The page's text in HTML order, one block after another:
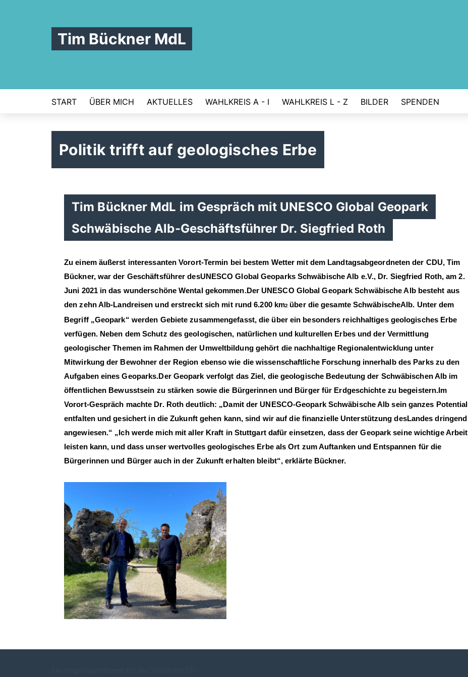
Tim Bückner MdL
START ÜBER MICH AKTUELLES WAHLKREIS A - I WAHLKREIS L - Z BILDER SPENDEN
Politik trifft auf geologisches Erbe
Tim Bückner MdL im Gespräch mit UNESCO Global Geopark
Schwäbische Alb-Geschäftsführer Dr. Siegfried Roth
Zu einem äußerst interessanten Vorort-Termin bei bestem Wetter mit dem Landtagsabgeordnetender CDU, Tim
Bückner, war der Geschäftsführer desUNESCOGlobalGeoparks Schwäbische Alb e.V., Dr. Siegfried Roth, am 2.
Juni 2021 in das wunderschöne Wental gekommen.Der UNESCO Global Geopark Schwäbische Alb besteht aus
den zehn Alb-Landreisen und erstreckt sich mit rund 6.200 km2 über die gesamte SchwäbischeAlb. Unter dem
Begriff „Geopark“ werden Gebiete zusammengefasst, die über ein besonders reichhaltiges geologisches Erbe
verfügen. Neben dem Schutz des geologischen, natürlichen und kulturellen Erbes und der Vermittlung
geologischerThemen im Rahmen der Umweltbildung gehört die nachhaltige Regionalentwicklung unter
Mitwirkung der Bewohner der Region ebenso wie die wissenschaftliche Forschung innerhalb des Parks zu den
Aufgaben eines Geoparks.Der Geopark verfolgt das Ziel, die geologische Bedeutung der Schwäbischen Alb im
öffentlichen Bewusstsein zu stärken sowie die Bürgerinnen und Bürger für Erdgeschichte zu begeistern.Im
Vorort-Gespräch machte Dr. Roth deutlich: „Damit der UNESCO-Geopark Schwäbische Alb sein ganzes Potential
entfalten und gesichert in die Zukunft gehen kann, sind wir auf die finanzielleUnterstützung desLandes dringend
angewiesen.“ „Ich werde mich mit aller Kraft in Stuttgart dafüreinsetzen, dass der Geopark seine wichtige Arbeit
leisten kann, und dass unser wertvollesgeologisches Erbe als Ort zum Auftanken und Entspannen für die
Bürgerinnen und Bürgerauch in der Zukunft erhalten bleibt“, erklärte Bückner.